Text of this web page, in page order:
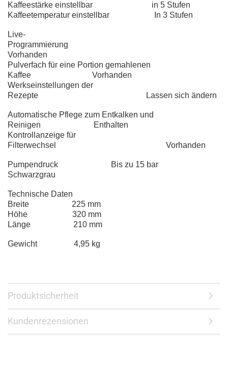
Kaffeestärke einstellbar in 5 Stufen
Kaffeetemperatur einstellbar In 3 Stufen
Live-
Programmierung
Vorhanden
Pulverfach für eine Portion gemahlenen
Kaffee Vorhanden
Werkseinstellungen der
Rezepte Lassen sich ändern
Automatische Pflege zum Entkalken und
Reinigen Enthalten
Kontrollanzeige für
Filterwechsel Vorhanden
Pumpendruck Bis zu 15 bar
Schwarzgrau
Technische Daten
Breite 225 mm
Höhe 320 mm
Länge 210 mm
Gewicht 4,95 kg
Produktsicherheit
Kundenrezensionen